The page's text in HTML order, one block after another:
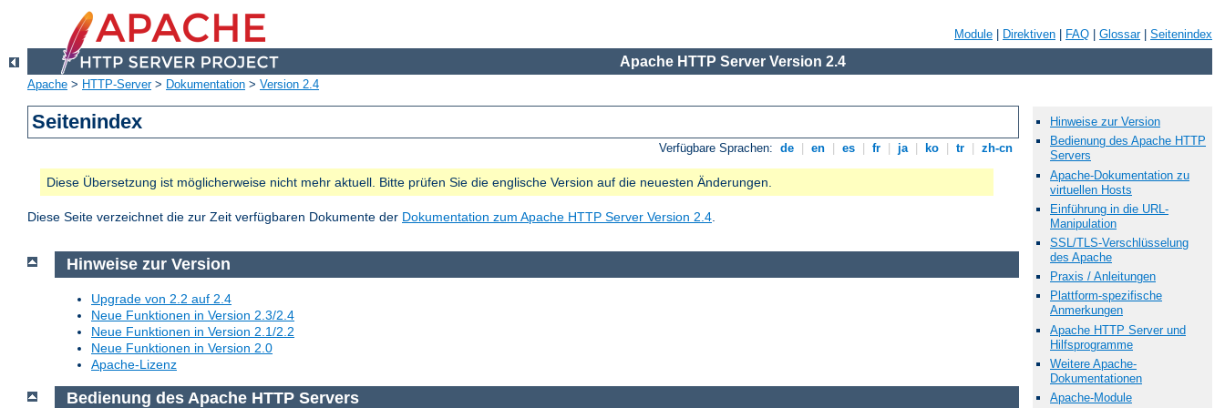
Module Direktiven FAQ Glossar| Seitenindex
Apache HTTP Server Version 2.4
Apache > HTTP-Server> Dokumentation > Version 2.4
Seitenindex
Verfügbare Sprachen: de en es fr ja ko tr zh-cn
Diese Übersetzung ist möglicherweise nicht mehr aktuell. Bitte prüfen Sie die englische Version auf die neuesten Änderungen.
Diese Seite verzeichnet die zur Zeit verfügbaren Dokumente der Dokumentation zum Apache HTTP Server Version 2.4.
Hinweise zur Version
Bedienung des Apache HTTP
Servers
Apache-Dokumentation zu
virtuellen Hosts
Einführung in die URL-
Manipulation
SSL/TLS-Verschlüsselung
des Apache
Praxis / Anleitungen
Plattform-spezifische
Anmerkungen
Apache HTTP Server und
Hilfsprogramme
Weitere Apache-
Dokumentationen
Apache-Module
Hinweise zur Version
Upgrade von 2.2 auf 2.4
Neue Funktionen in Version 2.3/2.4
Neue Funktionen in Version 2.1/2.2
Neue Funktionen in Version 2.0
Apache-Lizenz
Bedienung des Apache HTTP Servers